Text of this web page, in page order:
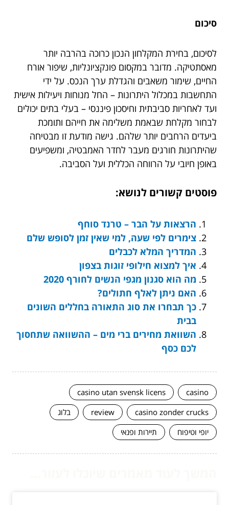
סיכום
לסיכום, בחירת המקלחון הנכון כרוכה בהרבה יותר
מאסתטיקה. מדובר במקסום פונקציונליות, שיפור אורח
החיים, שימור משאבים והגדלת ערך הנכס. על ידי
התחשבות במכלול היתרונות – החל מנוחות ויעילות אישית
ועד לאחריות סביבתית וחיסכון פיננסי – בעלי בתים יכולים
לבחור מקלחת שבאמת משלימה את חייהם ותומכת
ביעדים הרחבים יותר שלהם. גישה מודעת זו מבטיחה
שהיתרונות חורגים מעבר לחדר האמבטיה, ומשפיעים
באופן חיובי על הרווחה הכללית ועל הסביבה.
פוסטים קשורים לנושא:
הרצאות על הבר – טרנד סוחף
צימרים לפי שעה, למי שאין זמן לסופש שלם
המדריך המלא לכבלים
איך למצוא חילופי זוגות בצפון
מה הוא סגנון מגפי הנשים לחורף 2020
האם ניתן לאלף חתולים?
כך תבחרו את סוג התאורה בחללים השונים
בבית
השוואת מחירים ברי מים – ההשוואה שתחסוך
לכם כסף
casino
casino utan svensk licens
casino zonder crucks
review
בלוג
יופי וטיפוח
תיירות ופנאי